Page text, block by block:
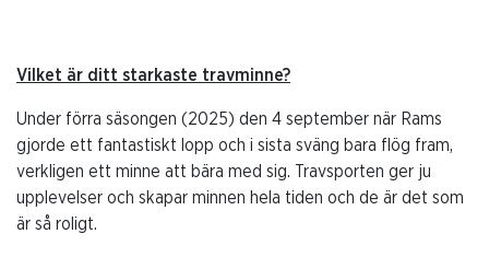
Vilket är ditt starkaste travminne?
Under förra säsongen (2025) den 4 september när Rams
gjorde ett fantastiskt lopp och i sista sväng bara flög fram,
verkligen ett minne att bära med sig. Travsporten ger ju
upplevelser och skapar minnen hela tiden och de är det som
är så roligt.